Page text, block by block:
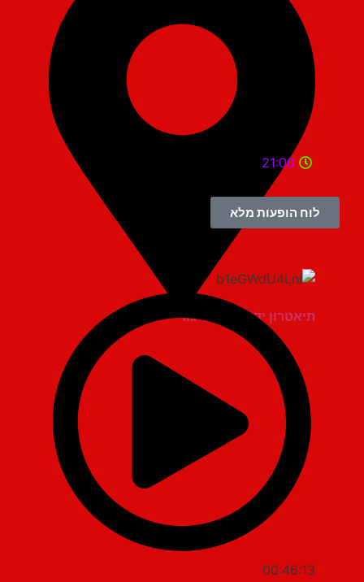
תיאטרון יד למגינים יגור
21:00
לוח הופעות מלא
00:46:13